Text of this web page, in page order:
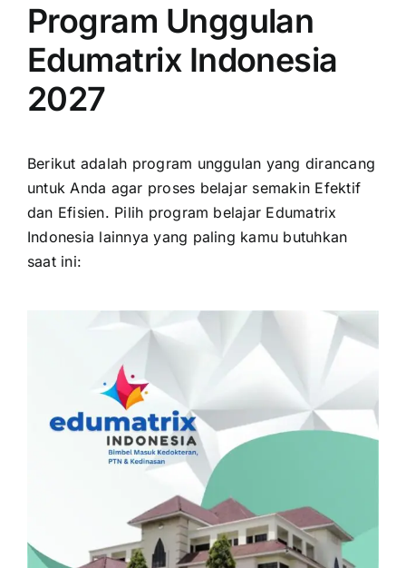
Program Unggulan
Edumatrix Indonesia
2027
Berikut adalah program unggulan yang dirancang
untuk Anda agar proses belajar semakin Efektif
dan Efisien. Pilih program belajar Edumatrix
Indonesia lainnya yang paling kamu butuhkan
saat ini: